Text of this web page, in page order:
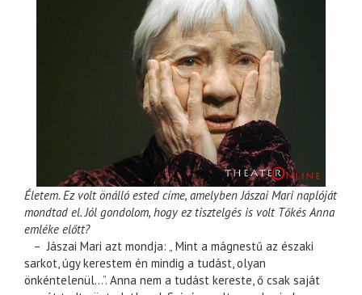
Életem. Ez volt önálló ested címe, amelyben Jászai Mari naplóját
mondtad el. Jól gondolom, hogy ez tisztelgés is volt Tőkés Anna
emléke előtt?
– Jászai Mari azt mondja: „ Mint a mágnestű az északi
sarkot, úgy kerestem én mindig a tudást, olyan
önkéntelenül…”. Anna nem a tudást kereste, ő csak saját